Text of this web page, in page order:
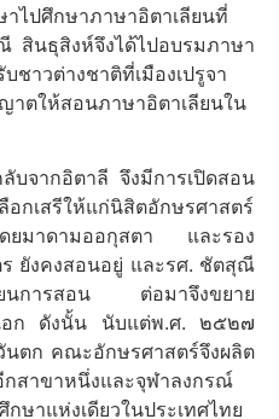
ไปศึกษาภาษาอิตาเลียนที่
สินธุสิงห์จึงได้ไปอบรมภาษา
ชาวต่างชาติที่เมืองเปรูจา
าตให้สอนภาษาอิตาเลียนใน
จากอิตาลี จึงมีการเปิดสอน
อกเสรีให้แก่นิสิตอักษรศาสตร์
ดามออกุสตา และรอง
ยังคงสอนอยู่ และรศ. ชัตสุณี
รียนการสอน ต่อมาจึงขยาย
เอก ดังนั้น นับแต่พ.ศ. ๒๕๒๗
ตก คณะอักษรศาสตร์จึงผลิต
สาขาหนึ่งและจุฬาลงกรณ์
ษาแห่งเดียวในประเทศไทย